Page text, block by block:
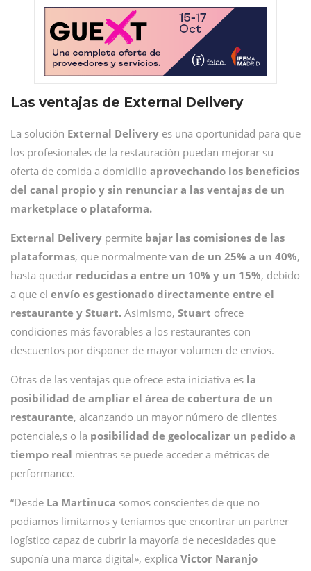
Las ventajas de External Delivery
La solución External Delivery es una oportunidad para que
los profesionales de la restauración puedan mejorar su
oferta de comida a domicilio aprovechando los beneficios
del canal propio y sin renunciar a las ventajas de un
marketplace o plataforma.
External Delivery permite bajar las comisiones de las
plataformas, que normalmente van de un 25% a un 40%,
hasta quedar reducidas a entre un 10% y un 15%, debido
a que el envío es gestionado directamente entre el
restaurante y Stuart. Asimismo, Stuart ofrece
condiciones más favorables a los restaurantes con
descuentos por disponer de mayor volumen de envíos.
Otras de las ventajas que ofrece esta iniciativa es la
posibilidad de ampliar el área de cobertura de un
restaurante, alcanzando un mayor número de clientes
potenciale,s o la posibilidad de geolocalizar un pedido a
tiempo real mientras se puede acceder a métricas de
performance.
“Desde La Martinuca somos conscientes de que no
podíamos limitarnos y teníamos que encontrar un partner
logístico capaz de cubrir la mayoría de necesidades que
suponía una marca digital», explica Victor Naranjo